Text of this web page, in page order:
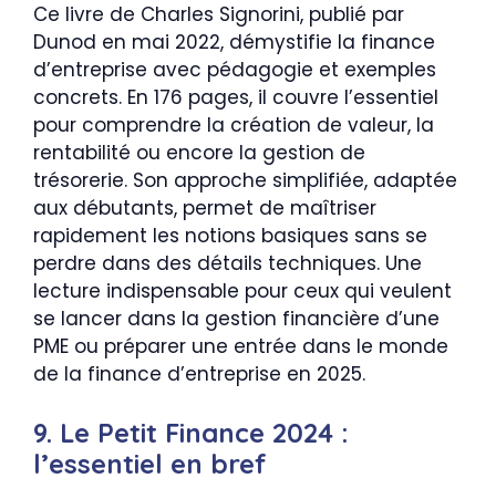
Ce livre de Charles Signorini, publié par
Dunod en mai 2022, démystifie la finance
d’entreprise avec pédagogie et exemples
concrets. En 176 pages, il couvre l’essentiel
pour comprendre la création de valeur, la
rentabilité ou encore la gestion de
trésorerie. Son approche simplifiée, adaptée
aux débutants, permet de maîtriser
rapidement les notions basiques sans se
perdre dans des détails techniques. Une
lecture indispensable pour ceux qui veulent
se lancer dans la gestion financière d’une
PME ou préparer une entrée dans le monde
de la finance d’entreprise en 2025.
9. Le Petit Finance 2024 :
l’essentiel en bref